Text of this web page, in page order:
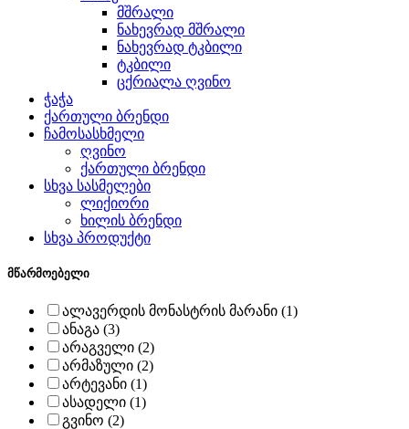
მშრალი
ნახევრად მშრალი
ნახევრად ტკბილი
ტკბილი
ცქრიალა ღვინო
ჭაჭა
ქართული ბრენდი
ჩამოსასხმელი
ღვინო
ქართული ბრენდი
სხვა სასმელები
ლიქიორი
ხილის ბრენდი
სხვა პროდუქტი
მწარმოებელი
ალავერდის მონასტრის მარანი (1)
ანაგა (3)
არაგველი (2)
არმაზული (2)
არტევანი (1)
ასადელი (1)
გვინო (2)